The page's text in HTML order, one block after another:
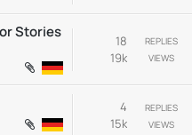
Stories
REPLIES
18
VIEWS
19k
REPLIES
4
VIEWS
15k